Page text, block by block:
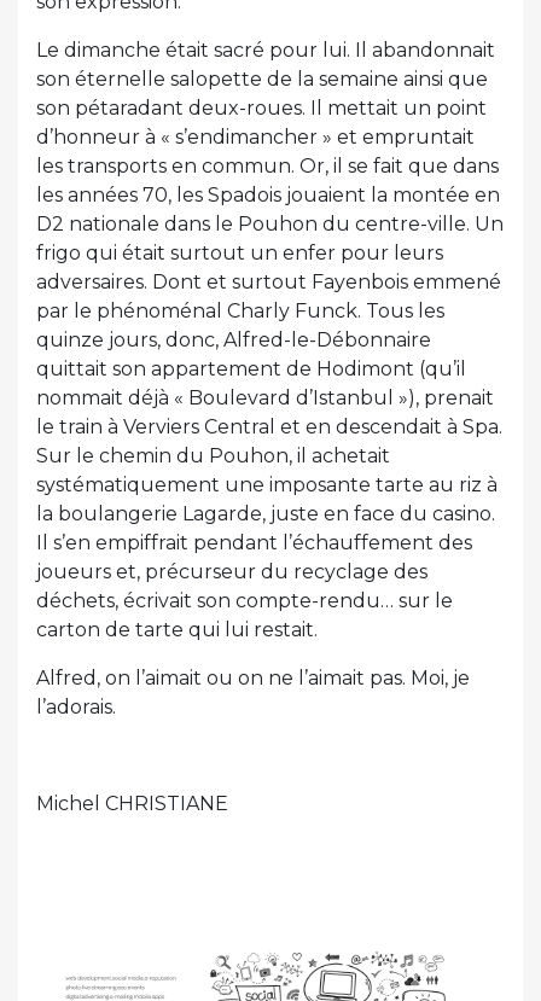
Le dimanche était sacré pour lui. Il abandonnait
son éternelle salopette de la semaine ainsi que
son pétaradant deux-roues. Il mettait un point
d’honneur à « s’endimancher » et empruntait
les transports en commun. Or, il se fait que dans
les années 70, les Spadois jouaient la montée en
D2 nationale dans le Pouhon du centre-ville. Un
frigo qui était surtout un enfer pour leurs
adversaires. Dont et surtout Fayenbois emmené
par le phénoménal Charly Funck. Tous les
quinze jours, donc, Alfred-le-Débonnaire
quittait son appartement de Hodimont (qu’il
nommait déjà « Boulevard d’Istanbul »), prenait
le train à Verviers Central et en descendait à Spa.
Sur le chemin du Pouhon, il achetait
systématiquement une imposante tarte au riz à
la boulangerie Lagarde, juste en face du casino.
Il s’en empiffrait pendant l’échauffement des
joueurs et, précurseur du recyclage des
déchets, écrivait son compte-rendu… sur le
carton de tarte qui lui restait.
Alfred, on l’aimait ou on ne l’aimait pas. Moi, je
l’adorais.
Michel CHRISTIANE